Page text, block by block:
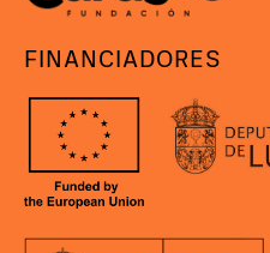
FINANCIADORES